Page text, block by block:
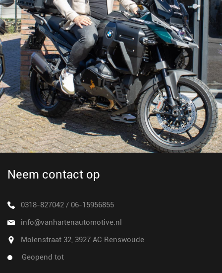
Neem contact op
0318-827042 / 06-15956855
info@vanhartenautomotive.nl
Molenstraat 32, 3927 AC Renswoude
Geopend tot